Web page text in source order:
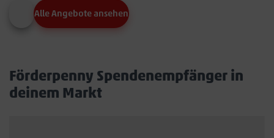
Alle Angebote ansehen
Förderpenny Spendenempfänger in
deinem Markt